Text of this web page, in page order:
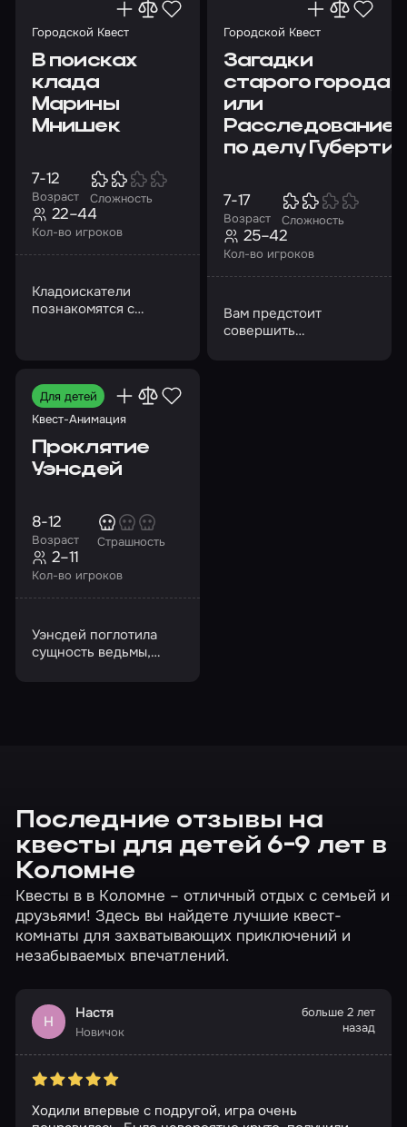
Городской Квест
В поисках
клада
Марины
Мнишек
Возраст
7-12
Сложность
Кол-во игроков
22–44
Кладоискатели
познакомятся с
Городской Квест
Загадки
старого города,
или
Расследование
по делу Губерти
Возраст
7-17
Сложность
Кол-во игроков
25–42
Вам предстоит
совершить
Для детей
Квест-Анимация
Проклятие
Уэнсдей
Возраст
8-12
Страшность
Кол-во игроков
2–11
Уэнсдей поглотила
сущность ведьмы,
Последние отзывы на
квесты для детей 6-9 лет в
Коломне
Квесты в в Коломне – отличный отдых с семьей и
друзьями! Здесь вы найдете лучшие квест-
комнаты для захватывающих приключений и
незабываемых впечатлений.
Н Настя
Новичок
больше 2 лет
назад
Ходили впервые с подругой, игра очень